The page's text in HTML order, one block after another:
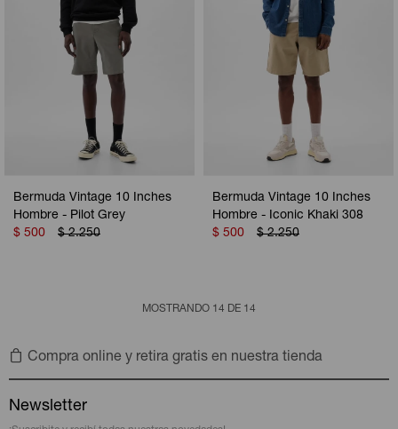
Bermuda Vintage 10 Inches
Hombre - Pilot Grey
$ 500 $ 2.250
Bermuda Vintage 10 Inches
Hombre - Iconic Khaki 308
$ 500 $ 2.250
MOSTRANDO 14 DE 14
Compra online y retira gratis en nuestra tienda
Newsletter